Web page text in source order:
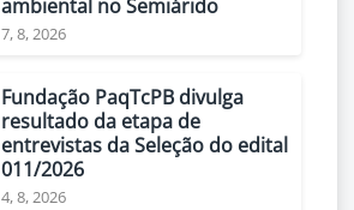
ambiental no Semiárido
7, 8, 2026
Fundação PaqTcPB divulga
resultado da etapa de
entrevistas da Seleção do edital
011/2026
4, 8, 2026